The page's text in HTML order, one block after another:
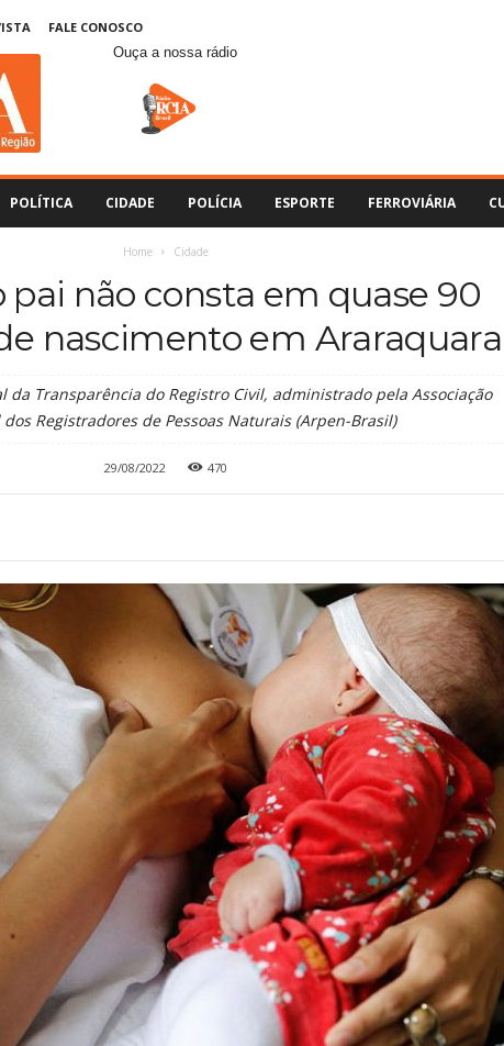
FALE CONOSCO
Ouça a nossa rádio
POLÍTICA CIDADE POLÍCIA ESPORTE FERROVIÁRIA
Home Cidade
pai não consta em quase 90
nascimento em Araraquara
da Transparência do Registro Civil, administrado pela Associação
Registradores de Pessoas Naturais (Arpen-Brasil)
29/08/2022 470